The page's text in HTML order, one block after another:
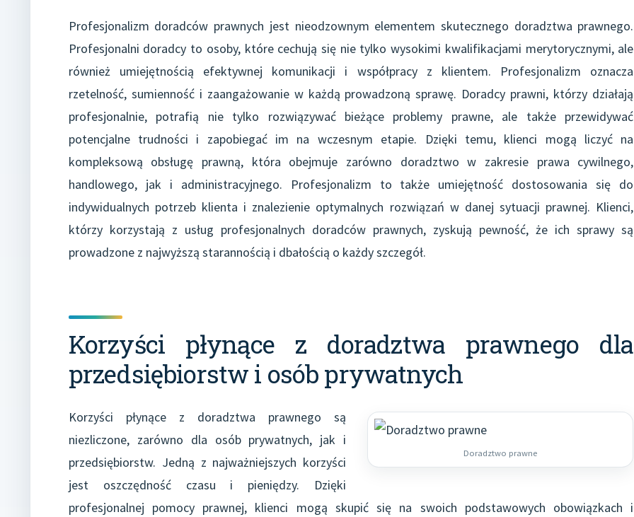
Profesjonalizm doradców prawnych jest nieodzownym elementem skutecznego doradztwa prawnego.
Profesjonalni doradcy to osoby, które cechują się nie tylko wysokimi kwalifikacjami merytorycznymi, ale
również umiejętnością efektywnej komunikacji i współpracy z klientem. Profesjonalizm oznacza
rzetelność, sumienność i zaangażowanie w każdą prowadzoną sprawę. Doradcy prawni, którzy działają
profesjonalnie, potrafią nie tylko rozwiązywać bieżące problemy prawne, ale także przewidywać
potencjalne trudności i zapobiegać im na wczesnym etapie. Dzięki temu, klienci mogą liczyć na
kompleksową obsługę prawną, która obejmuje zarówno doradztwo w zakresie prawa cywilnego,
handlowego, jak i administracyjnego. Profesjonalizm to także umiejętność dostosowania się do
indywidualnych potrzeb klienta i znalezienie optymalnych rozwiązań w danej sytuacji prawnej. Klienci,
którzy korzystają z usług profesjonalnych doradców prawnych, zyskują pewność, że ich sprawy są
prowadzone z najwyższą starannością i dbałością o każdy szczegół.
Korzyści płynące z doradztwa prawnego dla
przedsiębiorstw i osób prywatnych
Doradztwo prawne
Korzyści płynące z doradztwa prawnego są
niezliczone, zarówno dla osób prywatnych, jak i
przedsiębiorstw. Jedną z najważniejszych korzyści
jest oszczędność czasu i pieniędzy. Dzięki
profesjonalnej pomocy prawnej, klienci mogą skupić się na swoich podstawowych obowiązkach i